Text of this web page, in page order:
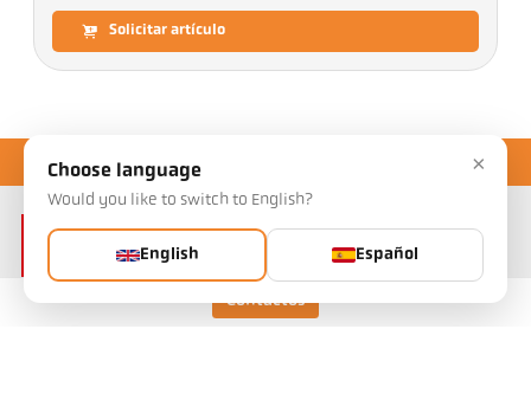
Contactos
Solicitar artículo
×
Choose language
Would you like to switch to English?
English Español